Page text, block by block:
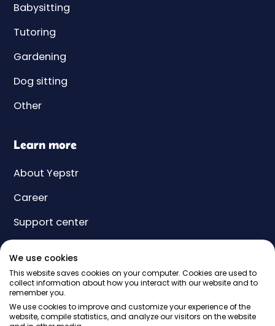
Babysitting
Tutoring
Gardening
Dog sitting
Other
Learn more
About Yepstr
Career
Support center
Price
Gift card
We use cookies
This website saves cookies on your computer. Cookies are used to
collect information about how you interact with our website and to
remember you.
We use cookies to improve and customize your experience of the
website, compile statistics, and analyze our visitors on the website